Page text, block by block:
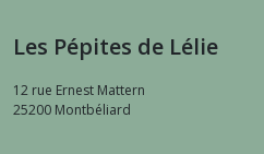
Les Pépites de Lélie
12 rue Ernest Mattern
25200 Montbéliard